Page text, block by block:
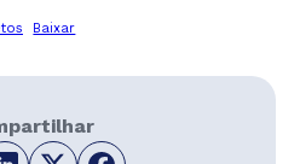
Baixar